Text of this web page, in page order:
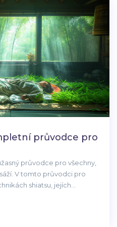
průvodce pro
průvodce pro všechny,
V tomto průvodci pro
shiatsu, jejích
vybrat správný kurz a jak